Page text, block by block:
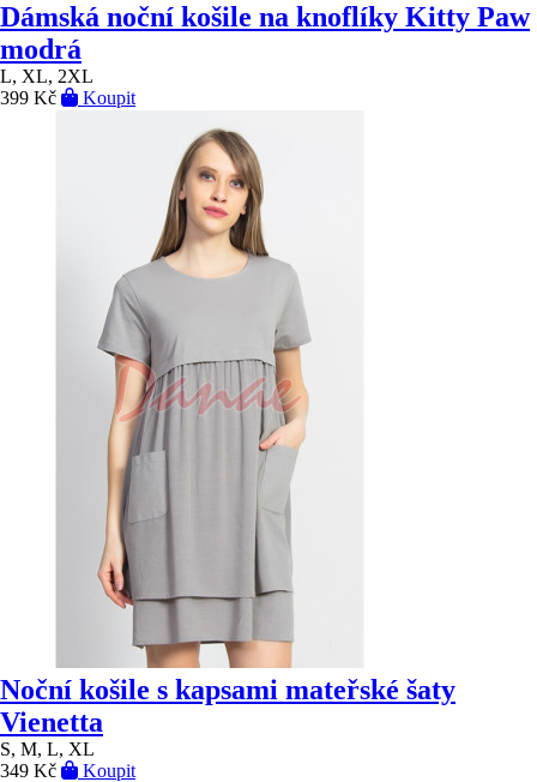
Dámská noční košile na knoflíky Kitty Paw
modrá
L, XL, 2XL
399 Kč
Koupit
Noční košile s kapsami mateřské šaty
Vienetta
S, M, L, XL
349 Kč
Koupit